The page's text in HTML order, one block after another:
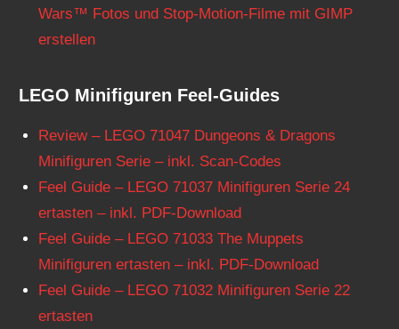
Wars™ Fotos und Stop-Motion-Filme mit GIMP
erstellen
LEGO Minifiguren Feel-Guides
Review – LEGO 71047 Dungeons & Dragons
Minifiguren Serie – inkl. Scan-Codes
Feel Guide – LEGO 71037 Minifiguren Serie 24
ertasten – inkl. PDF-Download
Feel Guide – LEGO 71033 The Muppets
Minifiguren ertasten – inkl. PDF-Download
Feel Guide – LEGO 71032 Minifiguren Serie 22
ertasten